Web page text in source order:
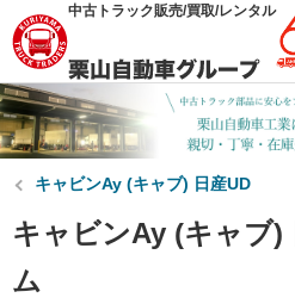
中古トラック販売/買取/レンタル
キャビンAy (キャブ) 日産UD
キャビンAy (キャブ)
ム